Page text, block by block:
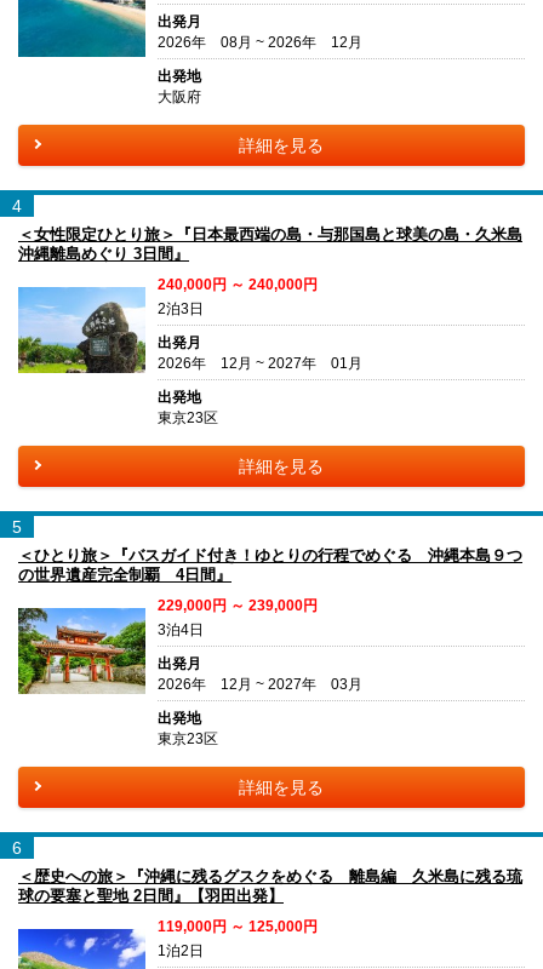
出発月
2026年 08月 ~ 2026年 12月
出発地
大阪府
詳細を見る
4
＜女性限定ひとり旅＞『日本最西端の島・与那国島と球美の島・久米島
沖縄離島めぐり 3日間』
240,000円 ～ 240,000円
2泊3日
出発月
2026年 12月 ~ 2027年 01月
出発地
東京23区
詳細を見る
5
＜ひとり旅＞『バスガイド付き！ゆとりの行程でめぐる 沖縄本島９つ
の世界遺産完全制覇 4日間』
229,000円 ～ 239,000円
3泊4日
出発月
2026年 12月 ~ 2027年 03月
出発地
東京23区
詳細を見る
6
＜歴史への旅＞『沖縄に残るグスクをめぐる 離島編 久米島に残る琉
球の要塞と聖地 2日間』【羽田出発】
119,000円 ～ 125,000円
1泊2日